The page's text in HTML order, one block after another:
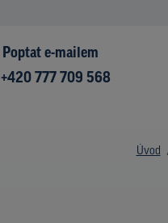
Poptat e-mailem
+420 777 709 568
Úvod